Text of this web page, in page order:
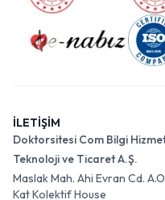
İLETİŞİM
Doktorsitesi Com Bilgi
Teknoloji ve Ticaret A.Ş.
Maslak Mah. Ahi Evran Cd.
Kat Kolektif House